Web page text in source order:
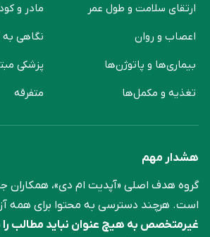
ارتقای سلامت و طول عمر
اعصاب و روان
بیماری‌ها و پاتوژن‌ها
تغذیه و مکمل‌ها
مادر و
نگاهی به
پزشکی
متفرقه
هشدار مهم
گروه هدف اصلی «آپدیت ام دی»، همکاران
است. هرچند دسترسی به محتوا برای همه
غیرمتخصص به هیچ عنوان نباید مطالب